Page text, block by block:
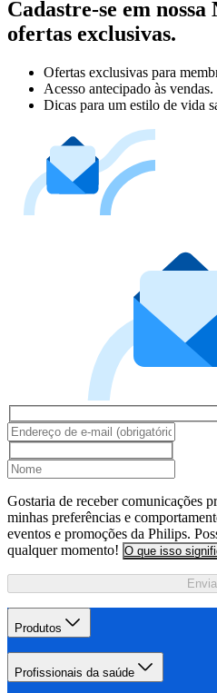
Cadastre-se em
ofertas exclusivas.
Ofertas exclusivas para
Acesso antecipado às vendas.
Dicas para um estilo de vida
Gostaria de receber comunicações
minhas preferências e
eventos e promoções da Philips.
qualquer momento! O que isso
Produtos
Profissionais da saúde